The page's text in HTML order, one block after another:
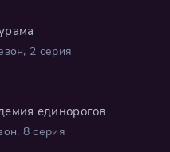
2 серия
единорогов
8 серия